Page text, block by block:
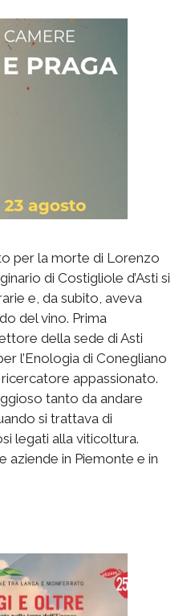
per la morte di Lorenzo
di Costigliole d’Asti si
e, da subito, aveva
del vino. Prima
della sede di Asti
l’Enologia di Conegliano
appassionato.
tanto da andare
si trattava di
legati alla viticoltura.
aziende in Piemonte e in